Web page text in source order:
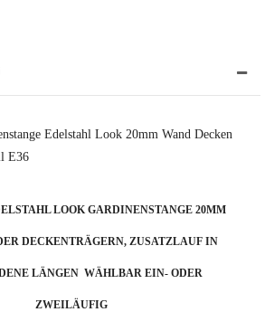
Edelstahl Look 20mm Wand Decken
E36
LOOK GARDINENSTANGE 20MM
DECKENTRÄGERN, ZUSATZLAUF IN
LÄNGEN WÄHLBAR EIN- ODER
ZWEILÄUFIG